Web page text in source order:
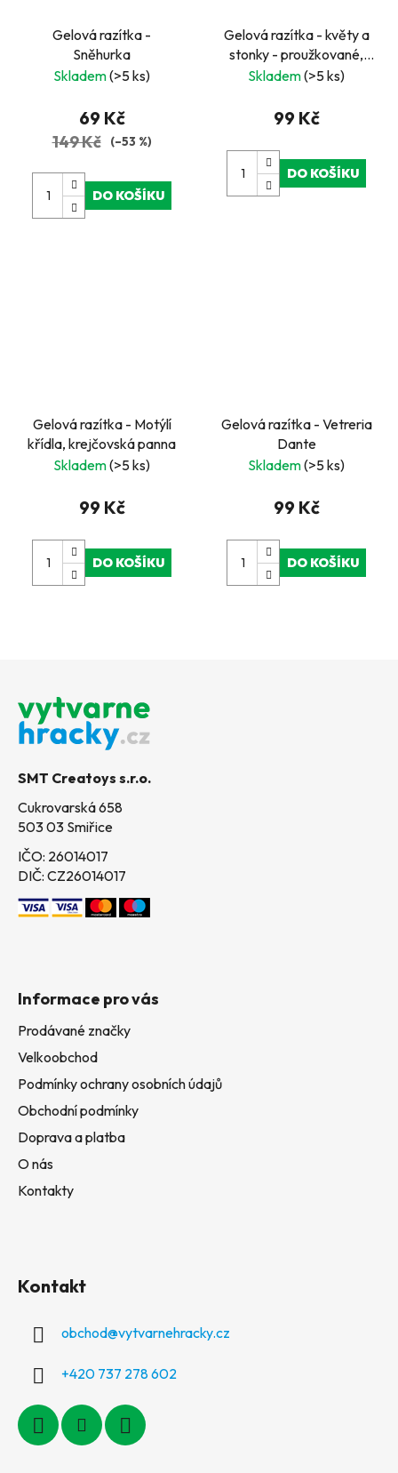
Gelová razítka -
Sněhurka
Skladem(>5 ks)
69 Kč
149 Kč (–53 %)
DO KOŠÍKU
Gelová razítka - květy a
stonky - proužkované,
tečkované a s notami
Skladem(>5 ks)
99 Kč
DO KOŠÍKU
Gelová razítka - Motýlí
křídla, krejčovská panna
Skladem(>5 ks)
99 Kč
DO KOŠÍKU
Gelová razítka - Vetreria
Dante
Skladem(>5 ks)
99 Kč
DO KOŠÍKU
SMT Creatoys s.r.o.
Cukrovarská 658
503 03 Smiřice
IČO: 26014017
DIČ: CZ26014017
Informace pro vás
Prodávané značky
Velkoobchod
Podmínky ochrany osobních údajů
Obchodní podmínky
Doprava a platba
O nás
Kontakty
Kontakt
obchod@vytvarnehracky.cz
+420 737 278 602